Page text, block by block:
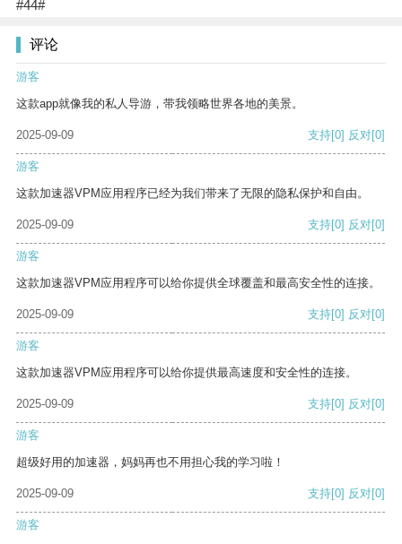
#44#
评论
游客
这款app就像我的私人导游，带我领略世界各地的美景。
2025-09-09 支持[0] 反对[0]
游客
这款加速器VPM应用程序已经为我们带来了无限的隐私保护和自由。
2025-09-09 支持[0] 反对[0]
游客
这款加速器VPM应用程序可以给你提供全球覆盖和最高安全性的连接。
2025-09-09 支持[0] 反对[0]
游客
这款加速器VPM应用程序可以给你提供最高速度和安全性的连接。
2025-09-09 支持[0] 反对[0]
游客
超级好用的加速器，妈妈再也不用担心我的学习啦！
2025-09-09 支持[0] 反对[0]
游客